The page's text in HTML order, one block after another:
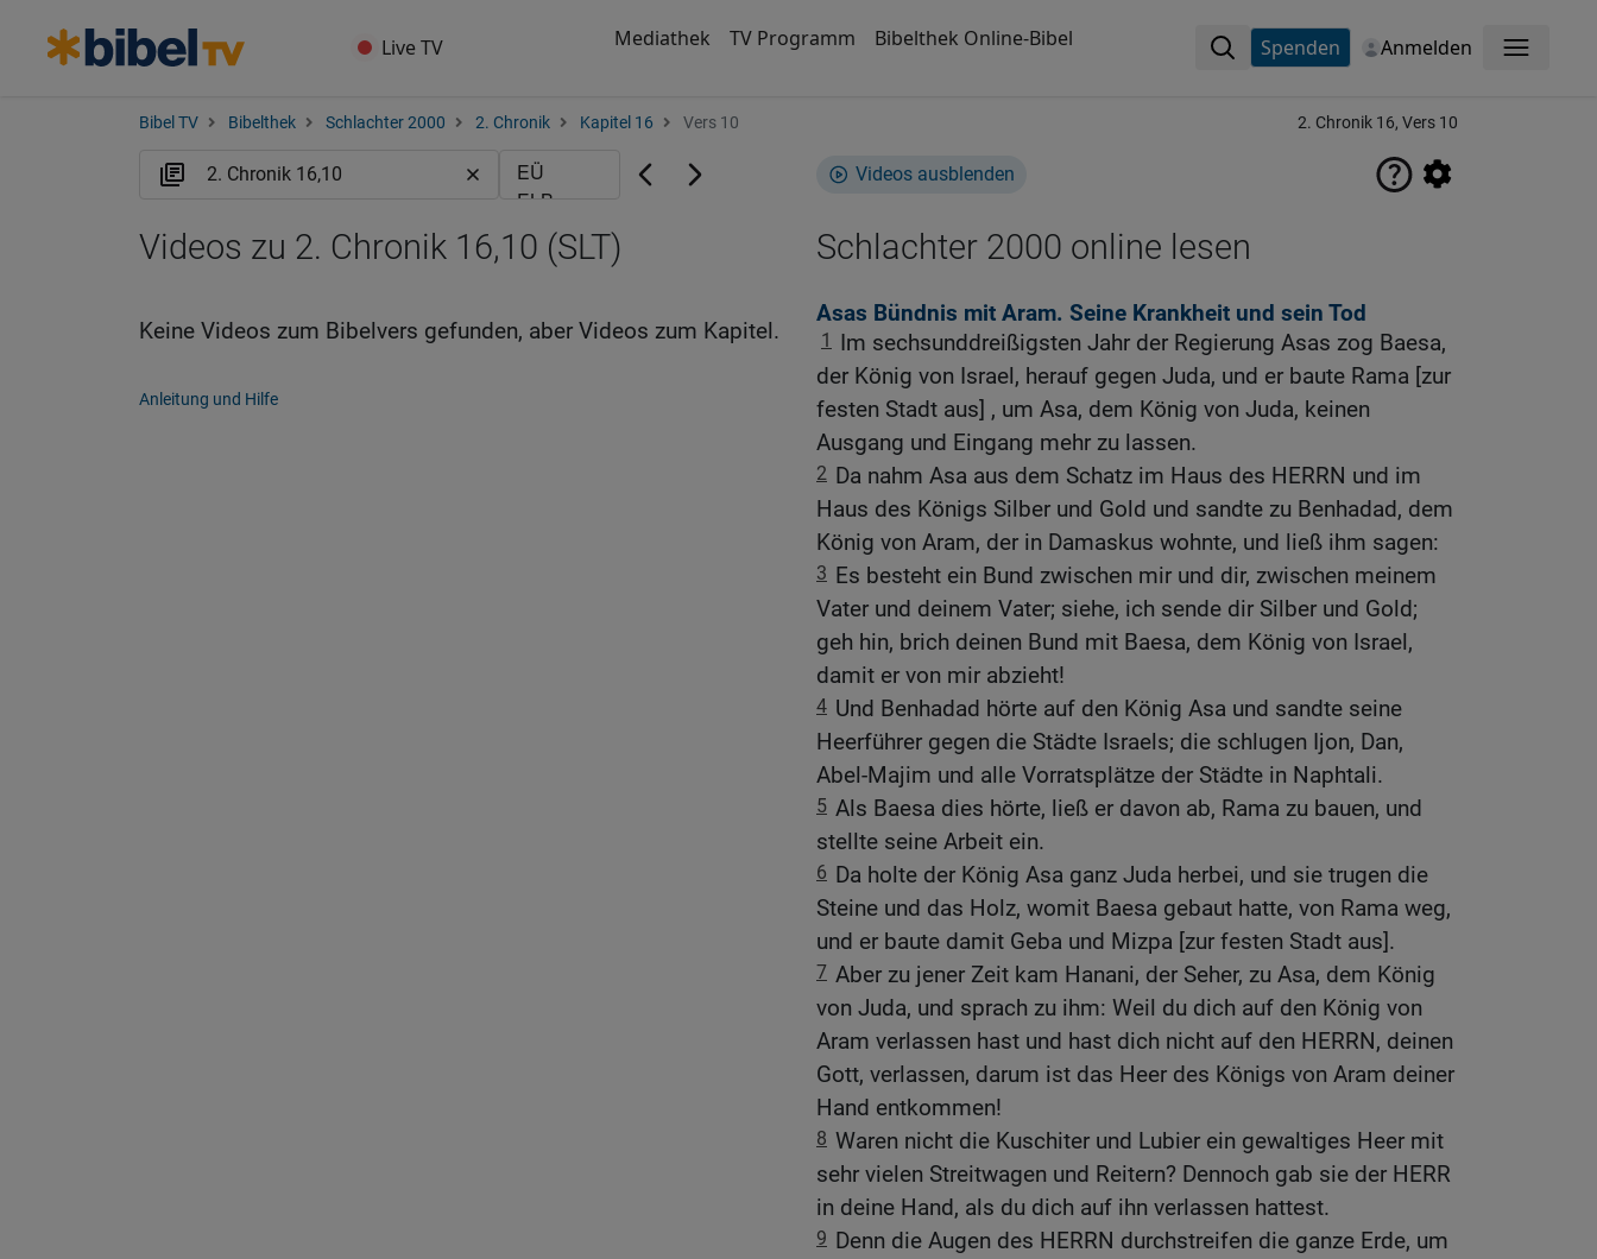
Live TV Mediathek TV Programm Bibelthek Online-Bibel Spenden Anmelden Menü
Bibel TV Bibelthek Schlachter 2000 2. Chronik Kapitel 16 Vers 10 2. Chronik 16, Vers 10
Videos ausblenden
Schlachter 2000 online lesen
Asas Bündnis mit Aram. Seine Krankheit und sein Tod
1
Im sechsunddreißigsten Jahr der Regierung Asas zog Baesa,
der König von Israel, herauf gegen Juda, und er baute Rama [zur
festen Stadt aus] , um Asa, dem König von Juda, keinen
Ausgang und Eingang mehr zu lassen.
2 Da nahm Asa aus dem Schatz im Haus des HERRN und im
Haus des Königs Silber und Gold und sandte zu Benhadad, dem
König von Aram, der in Damaskus wohnte, und ließ ihm sagen:
3 Es besteht ein Bund zwischen mir und dir, zwischen meinem
Vater und deinem Vater; siehe, ich sende dir Silber und Gold;
geh hin, brich deinen Bund mit Baesa, dem König von Israel,
damit er von mir abzieht!
4 Und Benhadad hörte auf den König Asa und sandte seine
Heerführer gegen die Städte Israels; die schlugen Ijon, Dan,
Abel-Majim und alle Vorratsplätze der Städte in Naphtali.
5 Als Baesa dies hörte, ließ er davon ab, Rama zu bauen, und
stellte seine Arbeit ein.
6 Da holte der König Asa ganz Juda herbei, und sie trugen die
Steine und das Holz, womit Baesa gebaut hatte, von Rama weg,
und er baute damit Geba und Mizpa [zur festen Stadt aus].
7 Aber zu jener Zeit kam Hanani, der Seher, zu Asa, dem König
von Juda, und sprach zu ihm: Weil du dich auf den König von
Aram verlassen hast und hast dich nicht auf den HERRN, deinen
Gott, verlassen, darum ist das Heer des Königs von Aram deiner
Hand entkommen!
8 Waren nicht die Kuschiter und Lubier ein gewaltiges Heer mit
sehr vielen Streitwagen und Reitern? Dennoch gab sie der HERR
in deine Hand, als du dich auf ihn verlassen hattest.
9 Denn die Augen des HERRN durchstreifen die ganze Erde, um
Videos zu 2. Chronik 16,10 (SLT)
Keine Videos zum Bibelvers gefunden, aber Videos zum Kapitel.
Anleitung und Hilfe